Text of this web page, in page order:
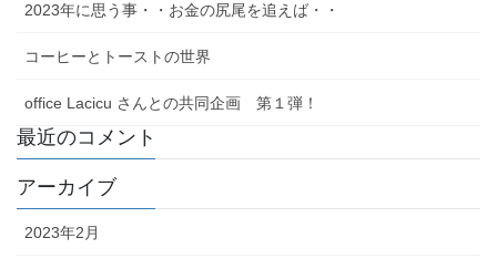
2023年に思う事・・お金の尻尾を追えば・・
コーヒーとトーストの世界
office Lacicu さんとの共同企画 第１弾！
最近のコメント
アーカイブ
2023年2月